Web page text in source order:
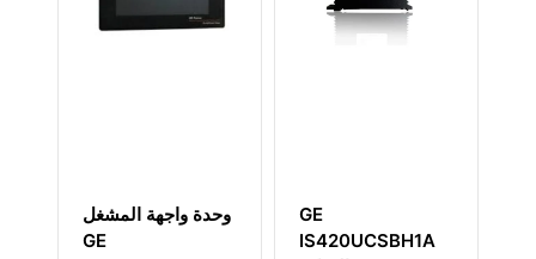
GE
IS230JPDGH1A